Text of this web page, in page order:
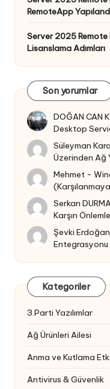
RemoteApp
Server 2025
Lisanslama Adımları
Son yorumlar
DOĞAN CAN
Desktop
Süleyman
Üzerinden Ağ
Mehmet -
Serkan
Karşın
Şevki Erdoğan
Entegrasyonu
Kategoriler
3.Parti Yazılımlar
Ağ Ürünleri Ailesi
Anma ve Kutlama
Antivirus & Güvenlik